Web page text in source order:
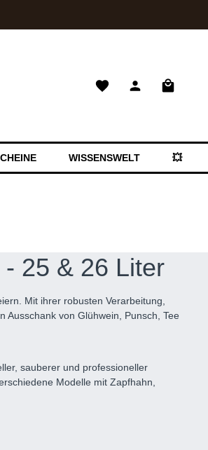
WISSENSWELT 💥
25 & 26 Liter
Mit ihrer robusten Verarbeitung,
Ausschank von Glühwein, Punsch, Tee
sauberer und professioneller
Modelle mit Zapfhahn,